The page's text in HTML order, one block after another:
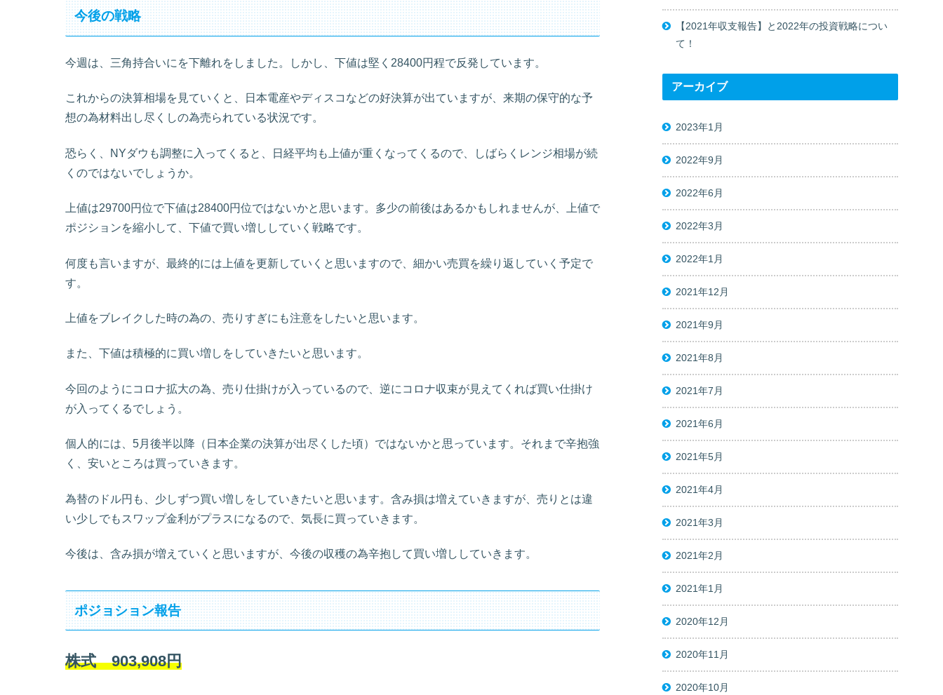
今後の戦略
今週は、三角持合いにを下離れをしました。しかし、下値は堅く28400円程で反発しています。
これからの決算相場を見ていくと、日本電産やディスコなどの好決算が出ていますが、来期の保守的な予
想の為材料出し尽くしの為売られている状況です。
恐らく、NYダウも調整に入ってくると、日経平均も上値が重くなってくるので、しばらくレンジ相場が続
くのではないでしょうか。
上値は29700円位で下値は28400円位ではないかと思います。多少の前後はあるかもしれませんが、上値で
ポジションを縮小して、下値で買い増ししていく戦略です。
何度も言いますが、最終的には上値を更新していくと思いますので、細かい売買を繰り返していく予定で
す。
上値をブレイクした時の為の、売りすぎにも注意をしたいと思います。
また、下値は積極的に買い増しをしていきたいと思います。
今回のようにコロナ拡大の為、売り仕掛けが入っているので、逆にコロナ収束が見えてくれば買い仕掛け
が入ってくるでしょう。
個人的には、5月後半以降（日本企業の決算が出尽くした頃）ではないかと思っています。それまで辛抱強
く、安いところは買っていきます。
為替のドル円も、少しずつ買い増しをしていきたいと思います。含み損は増えていきますが、売りとは違
い少しでもスワップ金利がプラスになるので、気長に買っていきます。
今後は、含み損が増えていくと思いますが、今後の収穫の為辛抱して買い増ししていきます。
ポジョション報告
株式 903,908円
【2021年収支報告】と2022年の投資戦略につい
て！
アーカイブ
2023年1月
2022年9月
2022年6月
2022年3月
2022年1月
2021年12月
2021年9月
2021年8月
2021年7月
2021年6月
2021年5月
2021年4月
2021年3月
2021年2月
2021年1月
2020年12月
2020年11月
2020年10月